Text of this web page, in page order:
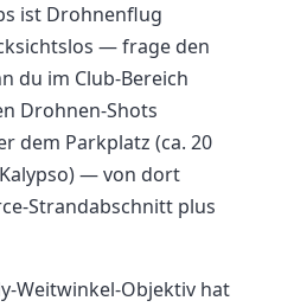
ist Drohnenflug
— frage den
du im Club-Bereich
Drohnen-Shots
dem Parkplatz (ca. 20
— von dort
Strandabschnitt plus
Weitwinkel-Objektiv hat